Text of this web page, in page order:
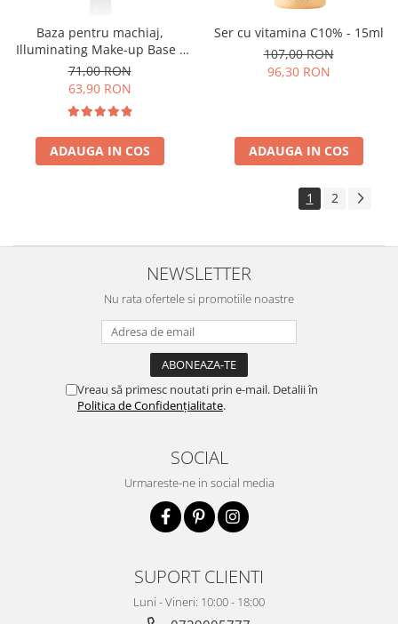
Baza pentru machiaj,
Illuminating Make-up Base -
30ml
71,00 RON
63,90 RON
ADAUGA IN COS
Ser cu vitamina C10% - 15ml
107,00 RON
96,30 RON
ADAUGA IN COS
1 2
NEWSLETTER
Nu rata ofertele si promotiile noastre
Vreau să primesc noutati prin e-mail. Detalii în
Politica de Confidențialitate.
SOCIAL
Urmareste-ne in social media
SUPORT CLIENTI
Luni - Vineri: 10:00 - 18:00